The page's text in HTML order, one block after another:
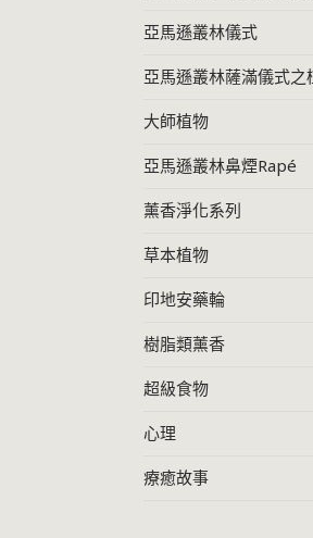
亞馬遜叢林儀式
亞馬遜叢林薩滿儀式之
大師植物
亞馬遜叢林鼻煙Rapé
薰香淨化系列
草本植物
印地安藥輪
樹脂類薰香
超級食物
心理
療癒故事